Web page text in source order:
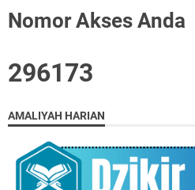
Nomor Akses Anda
296173
AMALIYAH HARIAN